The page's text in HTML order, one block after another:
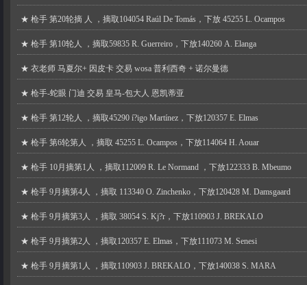
★ 枪手 第20轮摘 人 ，摘取104054 Raúl De Tomás，下放 45255 L. Ocampos
★ 枪手 第10轮人 ，摘取59835 R. Guerreiro，下放140260 A. Elanga
★ 衣老师 马夏尔+ 因皮卡 交易 wosa 普利西奇 + 诺尔曼德
★ 枪手-蛇眼 门迪 交易 皇马-包大人 恩凯蒂亚
★ 枪手 第12轮人 ，摘取45290 í?igo Martínez，下放120357 E. Elmas
★ 枪手 第6轮第人 ，摘取 45255 L. Ocampos，下放114064 H. Aouar
★ 枪手 10月摘第1人 ，摘取112009 R. Le Normand ，下放122333 B. Mbeumo
★ 枪手 9月摘第4人 ，摘取 113340 O. Zinchenko，下放120428 M. Damsgaard
★ 枪手 9月摘第3人 ，摘取 38054 S. Kj?r，下放110903 J. BREKALO
★ 枪手 9月摘第2人 ，摘取120357 E. Elmas，下放111073 M. Senesi
★ 枪手 9月摘第1人 ，摘取110903 J. BREKALO，下放140038 S. MARA